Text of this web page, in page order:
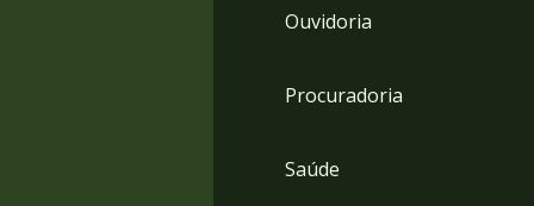
Ouvidoria
Procuradoria
Saúde